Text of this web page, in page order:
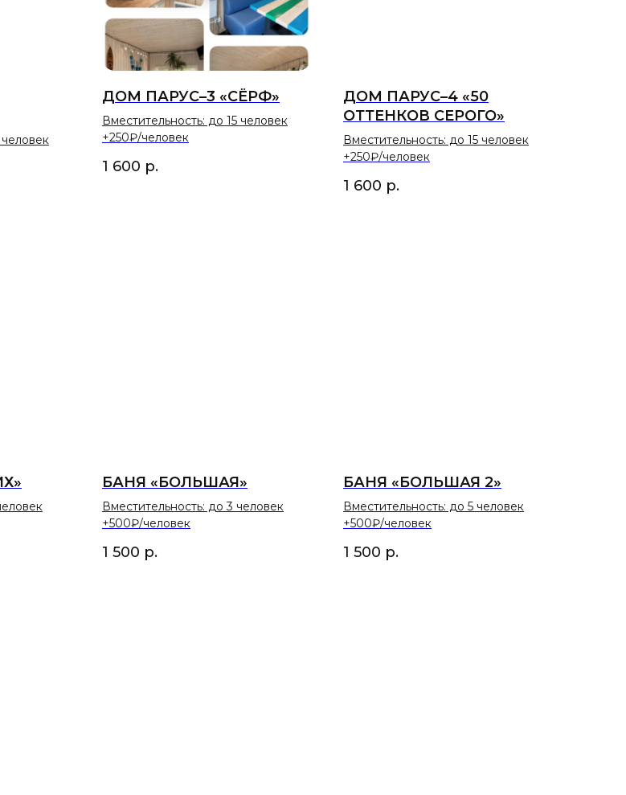
ДОМ ПАРУС–3 «СЁРФ»
Вместительность: до 15 человек
+250₽/человек
1 600 р.
ДОМ ПАРУС–4 «50
ОТТЕНКОВ СЕРОГО»
Вместительность: до 15 человек
+250₽/человек
1 600 р.
БАНЯ «БОЛЬШАЯ»
Вместительность: до 3 человек
+500₽/человек
1 500 р.
БАНЯ «БОЛЬШАЯ 2»
Вместительность: до 5 человек
+500₽/человек
1 500 р.